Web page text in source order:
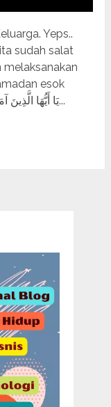
Yeps..
sudah salat
melaksanakan
esok
harinya. يَا أَيُّهَا الَّذِينَ آمَنُوا كُتِبَ عَلَيْكُمُ الصِّيَامُ كَمَا كُتِبَ...